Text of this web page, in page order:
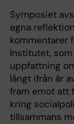
Symposiet
egna
kommentarer
Institutet,
uppfattning
långt ifrån är
fram emot att
kring
tillsammans